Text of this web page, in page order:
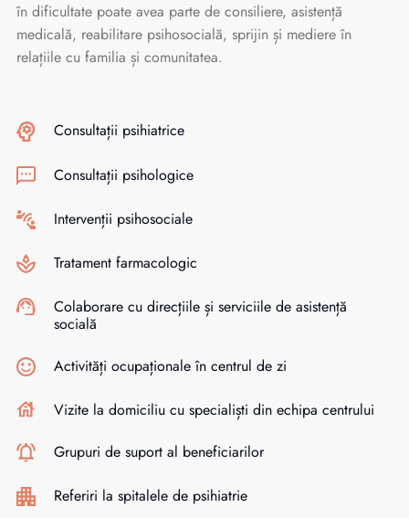
în dificultate poate avea parte de consiliere, asistență
medicală, reabilitare psihosocială, sprijin și mediere în
relațiile cu familia și comunitatea.
Consultații psihiatrice
Consultații psihologice
Intervenții psihosociale
Tratament farmacologic
Colaborare cu direcțiile și serviciile de asistență
socială
Activități ocupaționale în centrul de zi
Vizite la domiciliu cu specialiști din echipa centrului
Grupuri de suport al beneficiarilor
Referiri la spitalele de psihiatrie